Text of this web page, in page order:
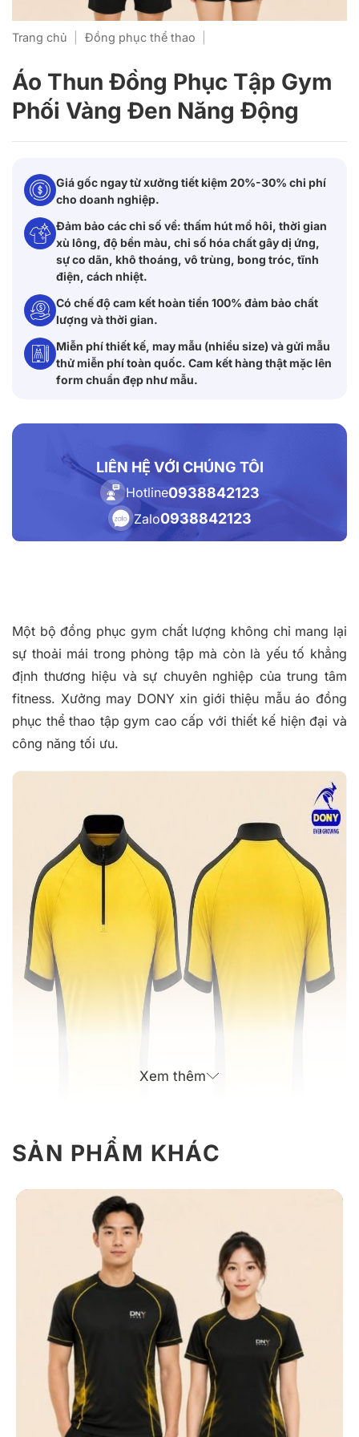
Trang chủ Đồng phục thể thao
Áo Thun Đồng Phục Tập Gym
Phối Vàng Đen Năng Động
Giá gốc ngay từ xưởng tiết kiệm 20%-30% chi phí
cho doanh nghiệp.
Đảm bảo các chỉ số về: thấm hút mồ hôi, thời gian
xù lông, độ bền màu, chỉ số hóa chất gây dị ứng,
sự co dãn, khô thoáng, vô trùng, bong tróc, tĩnh
điện, cách nhiệt.
Có chế độ cam kết hoàn tiền 100% đảm bảo chất
lượng và thời gian.
Miễn phí thiết kế, may mẫu (nhiều size) và gửi mẫu
thử miễn phí toàn quốc. Cam kết hàng thật mặc lên
form chuẩn đẹp như mẫu.
LIÊN HỆ VỚI CHÚNG TÔI
Hotline0938842123
Zalo0938842123
Một bộ đồng phục gym chất lượng không chỉ mang lại
sự thoải mái trong phòng tập mà còn là yếu tố khẳng
định thương hiệu và sự chuyên nghiệp của trung tâm
fitness. Xưởng may DONY xin giới thiệu mẫu áo đồng
phục thể thao tập gym cao cấp với thiết kế hiện đại và
công năng tối ưu.
Mẫu áo thun đồng phục tập gym màu vàng phối đen
Giới thiệu thông tin áo thun đồng phục
thể thao tập gym
Mẫu đồng phục thể thao tập gym được thiết kế theo
phong cách năng động, sử dụng chất liệu thun lạnh thể
thao co giãn, thoáng mát, mang lại cảm giác thoải mái
Xem thêm
SẢN PHẨM KHÁC